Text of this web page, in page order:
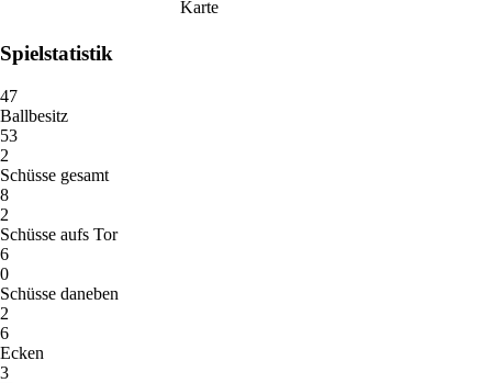
Spielstatistik
47
Ballbesitz
53
2
Schüsse gesamt
8
2
Schüsse aufs Tor
6
0
Schüsse daneben
2
6
Ecken
3